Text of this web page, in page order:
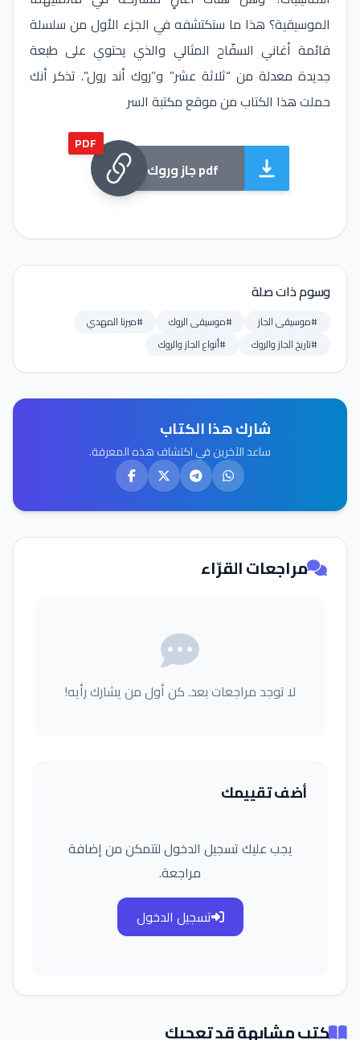
الموسيقية؟ هذا ما ستكتشفه في الجزء الأول من سلسلة
قائمة أغاني السفّاح المثالي والذي يحتوي على طبعة
جديدة معدلة من “ثلاثة عشر” و”روك أند رول”. تذكر أنك
حملت هذا الكتاب من موقع مكتبة السر
PDF
جاز وروك pdf
وسوم ذات صلة
#موسيقى الجاز #موسيقى الروك
#ميرنا المهدي
#تاريخ الجاز والروك
#أنواع الجاز والروك
شارك هذا الكتاب
ساعد الآخرين في اكتشاف هذه المعرفة.
مراجعات القرّاء
لا توجد مراجعات بعد. كن أول من يشارك رأيه!
أضف تقييمك
يجب عليك تسجيل الدخول لتتمكن من إضافة
مراجعة.
تسجيل الدخول
كتب مشابهة قد تعجبك